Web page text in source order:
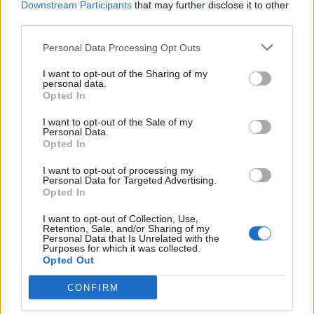
Downstream Participants that may further disclose it to other
Personal Data Processing Opt Outs
I want to opt-out of the Sharing of my
personal data.
Opted In
I want to opt-out of the Sale of my
Personal Data.
Opted In
I want to opt-out of processing my
Personal Data for Targeted Advertising.
Opted In
I want to opt-out of Collection, Use,
Retention, Sale, and/or Sharing of my
Personal Data that Is Unrelated with the
Purposes for which it was collected.
Opted Out
CONFIRM
Fekete István Tüskevár – a nyári
kalandok – Tisza-tavi verziója, csodás
és... Tovább
Kerékpárkölcsönzés, megállók
– Pünkösd a Tisza-tónál
2021. május 19.
Kerékpárral a Tisza-tó körül Pünkösdkor
is! Tavaly sorra dőltek meg a havi
bringás rekordok a Tisza-tónál és ez a